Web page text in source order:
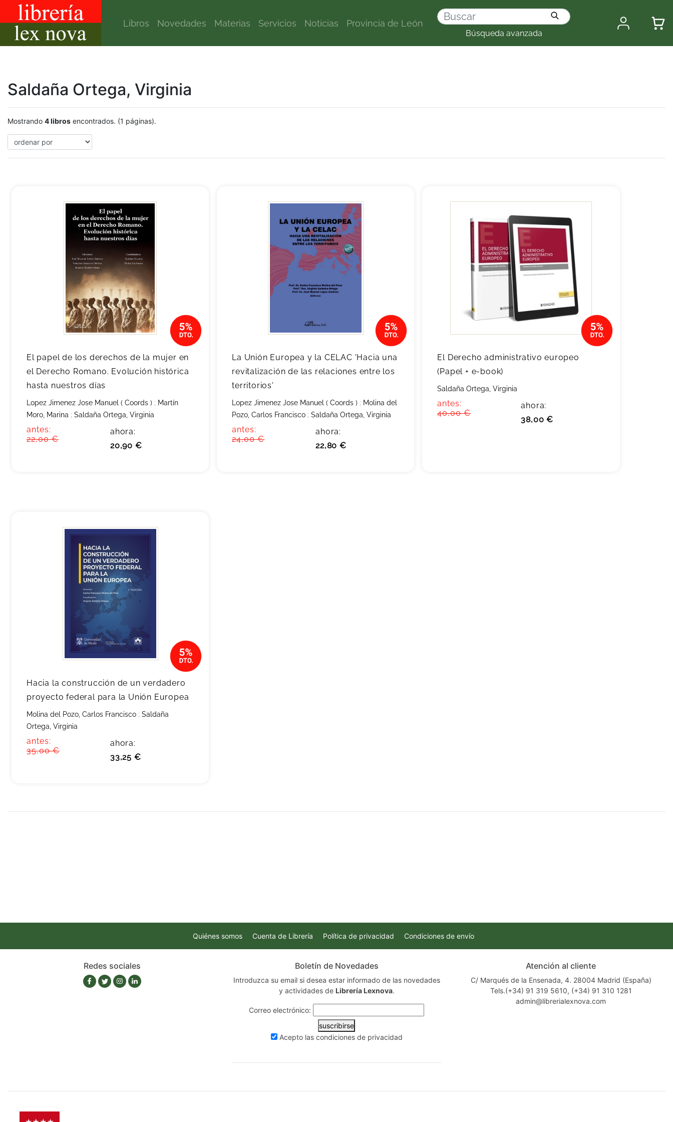
Libros Novedades Materias Servicios Noticias Provincia de León
Búsqueda avanzada
Saldaña Ortega, Virginia
Mostrando 4 libros encontrados. (1 páginas).
El papel de los derechos de la mujer en
el Derecho Romano. Evolución histórica
hasta nuestros días
Lopez Jimenez Jose Manuel ( Coords ) ; Martín
Moro, Marina ; Saldaña Ortega, Virginia
antes:
22,00 €
ahora:
20,90 €
La Unión Europea y la CELAC 'Hacia una
revitalización de las relaciones entre los
territorios'
Lopez Jimenez Jose Manuel ( Coords ) ; Molina del
Pozo, Carlos Francisco ;Saldaña Ortega, Virginia
antes:
24,00 €
ahora:
22,80 €
El Derecho administrativo europeo
(Papel + e-book)
Saldaña Ortega, Virginia
antes:
40,00 €
ahora:
38,00 €
Hacia la construcción de un verdadero
proyecto federal para la Unión Europea
Molina del Pozo, Carlos Francisco ; Saldaña
Ortega, Virginia
antes:
35,00 €
ahora:
33,25 €
Quiénes somos Cuenta de Librería Política de privacidad Condiciones de envío
Redes sociales Boletín de Novedades
Introduzca su email si desea estar informado de las novedades
y actividades de Librería Lexnova.
Correo electrónico:
suscribirse
Acepto las condiciones de privacidad
Atención al cliente
C/ Marqués de la Ensenada, 4. 28004 Madrid (España)
Tels.(+34) 91 319 5610, (+34) 91 310 1281
admin@librerialexnova.com